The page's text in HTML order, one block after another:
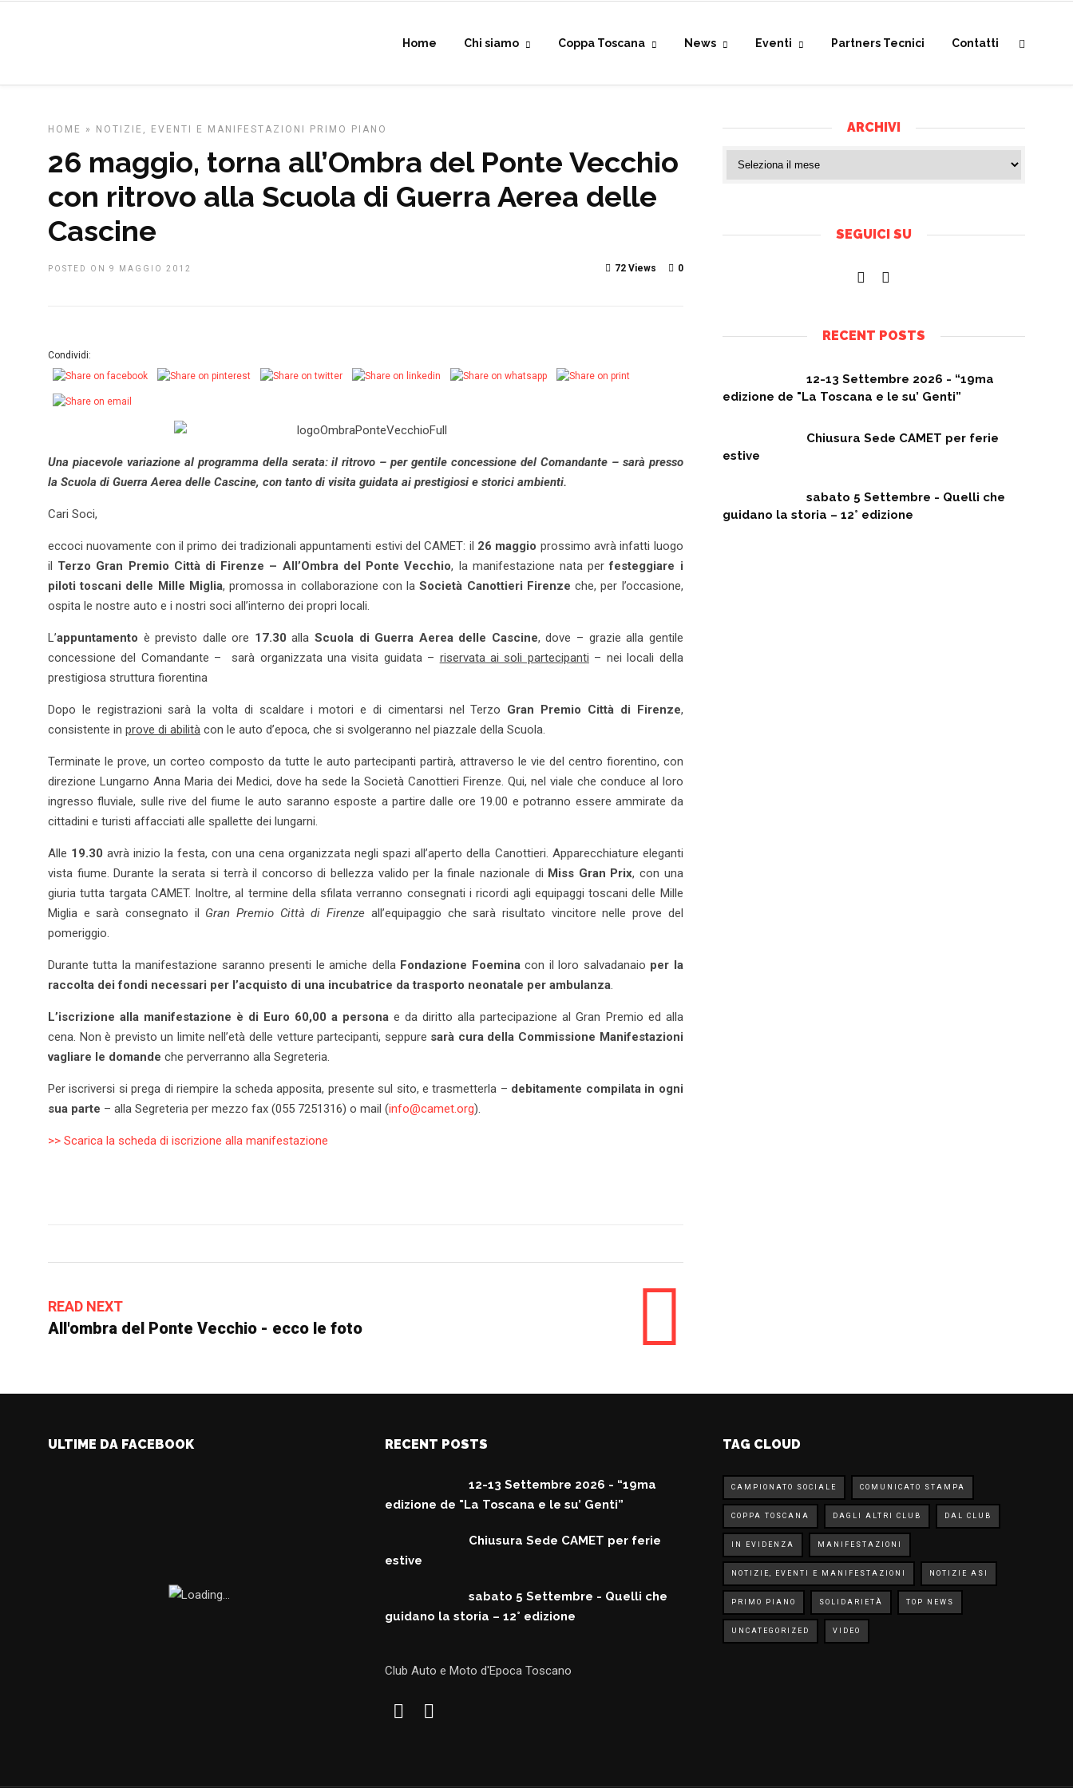
Home Chi siamo Coppa Toscana News Eventi Partners Tecnici Contatti
HOME » NOTIZIE, EVENTI E MANIFESTAZIONI PRIMO PIANO
26 maggio, torna all’Ombra del Ponte Vecchio
con ritrovo alla Scuola di Guerra Aerea delle
Cascine
POSTED ON 9 MAGGIO 2012 0
72 Views
Condividi:
Una piacevole variazione al programma della serata: il ritrovo – per gentile concessione del Comandante – sarà presso
la Scuola di Guerra Aerea delle Cascine, con tanto di visita guidata ai prestigiosi e storici ambienti.
Cari Soci,
eccoci nuovamente con il primo dei tradizionali appuntamenti estivi del CAMET: il 26 maggio prossimo avrà infatti luogo
il Terzo Gran Premio Città di Firenze – All’Ombra del Ponte Vecchio, la manifestazione nata perfesteggiare i
piloti toscani delle Mille Miglia, promossa in collaborazione con laSocietà Canottieri Firenzeche, per l’occasione,
ospita le nostre auto e i nostri soci all’interno dei propri locali.
L’appuntamento è previsto dalle ore 17.30alla Scuola di Guerra Aerea delle Cascine, dove – grazie alla gentile
concessione del Comandante – sarà organizzata una visita guidata – riservata ai soli partecipanti – nei locali della
prestigiosa struttura fiorentina
Dopo le registrazioni sarà la volta di scaldare i motori e di cimentarsi nel Terzo Gran Premio Città di Firenze,
consistente in prove di abilità con le auto d’epoca, che si svolgeranno nel piazzale della Scuola.
Terminate le prove, un corteo composto da tutte le auto partecipanti partirà, attraverso le vie del centro fiorentino, con
direzione Lungarno Anna Maria dei Medici, dove ha sede la Società Canottieri Firenze. Qui, nel viale che conduce al loro
ingresso fluviale, sulle rive del fiume le auto saranno esposte a partire dalle ore 19.00 e potranno essere ammirate da
cittadini e turisti affacciati alle spallette dei lungarni.
Alle 19.30 avrà inizio la festa, con una cena organizzata negli spazi all’aperto della Canottieri. Apparecchiature eleganti
vista fiume. Durante la serata si terrà il concorso di bellezza valido per la finale nazionale di Miss Gran Prix, con una
giuria tutta targata CAMET. Inoltre, al termine della sfilata verranno consegnati i ricordi agli equipaggi toscani delle Mille
Miglia e sarà consegnato il Gran Premio Città di Firenze all’equipaggio che sarà risultato vincitore nelle prove del
pomeriggio.
Durante tutta la manifestazione saranno presenti le amiche della Fondazione Foeminacon il loro salvadanaio per la
raccolta dei fondi necessari per l’acquisto di una incubatrice da trasporto neonatale per ambulanza
L’iscrizione alla manifestazione è di Euro 60,00 a persona e da diritto alla partecipazione al Gran Premio ed alla
cena. Non è previsto un limite nell’età delle vetture partecipanti, seppure sarà cura della Commissione Manifestazioni
vagliare le domande che perverranno alla Segreteria.
Per iscriversi si prega di riempire la scheda apposita, presente sul sito, e trasmetterla – debitamente compilata in ogni
sua parte – alla Segreteria per mezzo fax (055 7251316) o mail (info@camet.org).
>> Scarica la scheda di iscrizione alla manifestazione
READ NEXT
All'ombra del Ponte Vecchio - ecco le foto
ARCHIVI
SEGUICI SU
RECENT POSTS
12-13 Settembre 2026 - “19ma
edizione de "La Toscana e le su’ Genti”
Chiusura Sede CAMET per ferie
estive
sabato 5 Settembre - Quelli che
guidano la storia – 12° edizione
ULTIME DA FACEBOOK RECENT POSTS
12-13 Settembre 2026 - “19ma
edizione de "La Toscana e le su’ Genti”
Chiusura Sede CAMET per ferie
estive
sabato 5 Settembre - Quelli che
guidano la storia – 12° edizione
TAG CLOUD
CAMPIONATO SOCIALE COMUNICATO STAMPA
COPPA TOSCANA DAGLI ALTRI CLUB DAL CLUB
IN EVIDENZA MANIFESTAZIONI
NOTIZIE, EVENTI E MANIFESTAZIONI NOTIZIE ASI
PRIMO PIANO SOLIDARIETÀ TOP NEWS
UNCATEGORIZED VIDEO
Club Auto e Moto d'Epoca Toscano